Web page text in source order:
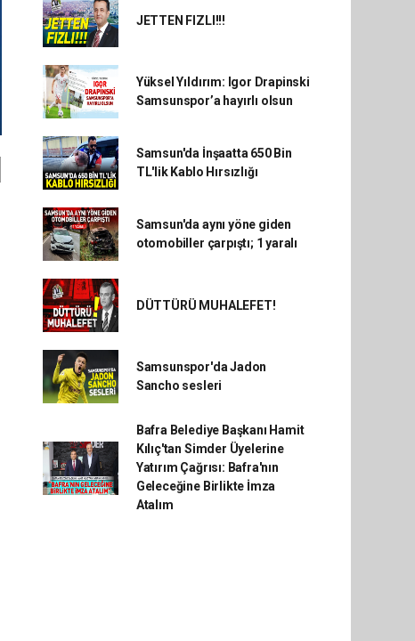
JETTEN FIZLI!!!
Yüksel Yıldırım: Igor Drapinski
Samsunspor’a hayırlı olsun
Samsun'da İnşaatta 650 Bin
TL'lik Kablo Hırsızlığı
Samsun'da aynı yöne giden
otomobiller çarpıştı; 1 yaralı
DÜTTÜRÜ MUHALEFET!
Samsunspor'da Jadon
Sancho sesleri
Bafra Belediye Başkanı Hamit
Kılıç'tan Simder Üyelerine
Yatırım Çağrısı: Bafra'nın
Geleceğine Birlikte İmza
Atalım